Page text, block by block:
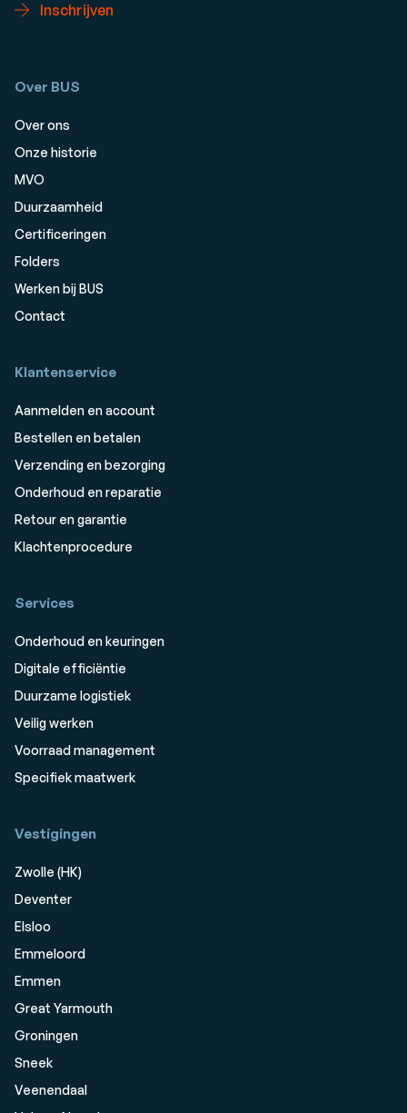
Inschrijven
Over BUS
Over ons
Onze historie
MVO
Duurzaamheid
Certificeringen
Folders
Werken bij BUS
Contact
Klantenservice
Aanmelden en account
Bestellen en betalen
Verzending en bezorging
Onderhoud en reparatie
Retour en garantie
Klachtenprocedure
Services
Onderhoud en keuringen
Digitale efficiëntie
Duurzame logistiek
Veilig werken
Voorraad management
Specifiek maatwerk
Vestigingen
Zwolle (HK)
Deventer
Elsloo
Emmeloord
Emmen
Great Yarmouth
Groningen
Sneek
Veenendaal